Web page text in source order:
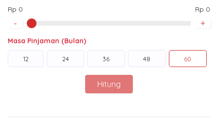
Rp 0 Rp 0
- +
Masa Pinjaman (Bulan)
12 24 36 48 60
Hitung